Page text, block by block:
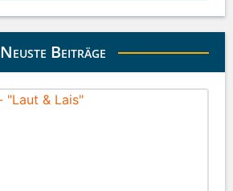
Neuste Beiträge